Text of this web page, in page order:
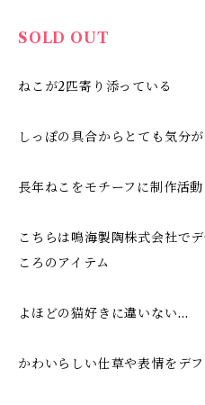
SOLD OUT
ねこが2匹寄り添っている
しっぽの具合からとても気分
長年ねこをモチーフに制作活
こちらは鳴海製陶株式会社で
ころのアイテム
よほどの猫好きに違いない…
かわいらしい仕草や表情をデ